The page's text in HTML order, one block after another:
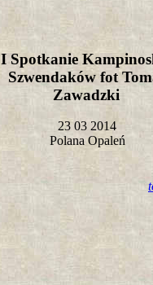
I Spotkanie
Szwendaków fot
Zawadzki
23 03 2014
Polana Opaleń